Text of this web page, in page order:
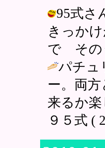
95式さ
きっか
で その
パチュ
ー。両
来るか
９５式 (